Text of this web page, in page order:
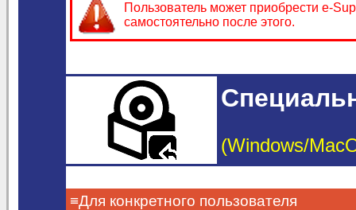
Пользователь может приобрести e-
самостоятельно после этого.
(Windows/
≡Для конкретного пользователя